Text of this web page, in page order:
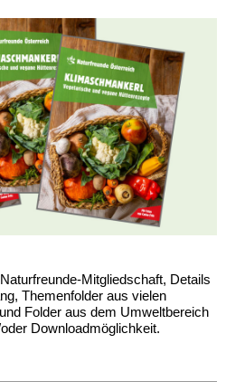
Mitgliedschaft, Details
Themenfolder aus vielen
Folder aus dem Umweltbereich
Downloadmöglichkeit.